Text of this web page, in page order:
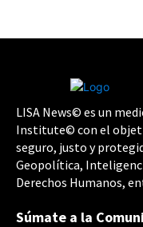
LISA News© es un
Institute© con el
seguro, justo y
Geopolítica,
Derechos Humanos,
Súmate a la